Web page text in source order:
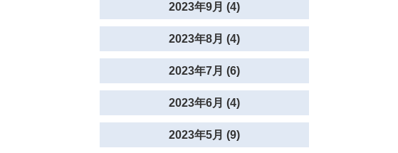
2023年9月 (4)
2023年8月 (4)
2023年7月 (6)
2023年6月 (4)
2023年5月 (9)